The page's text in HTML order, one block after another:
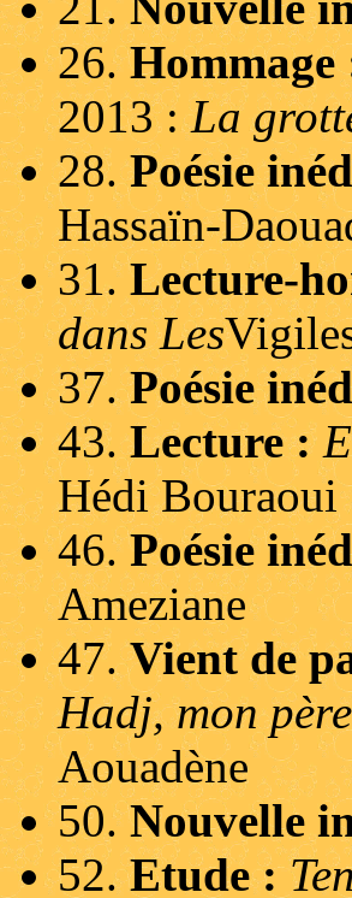
26.
2013 :La
28.Poésie
Hassaïn-
31.Lecture-
dans Les
37.Poésie
43.Lecture :
Hédi Bouraoui
46.Poésie
Ameziane
47.Vient de
Hadj, mon père
Aouadène
50.Nouvelle
52.Etude :